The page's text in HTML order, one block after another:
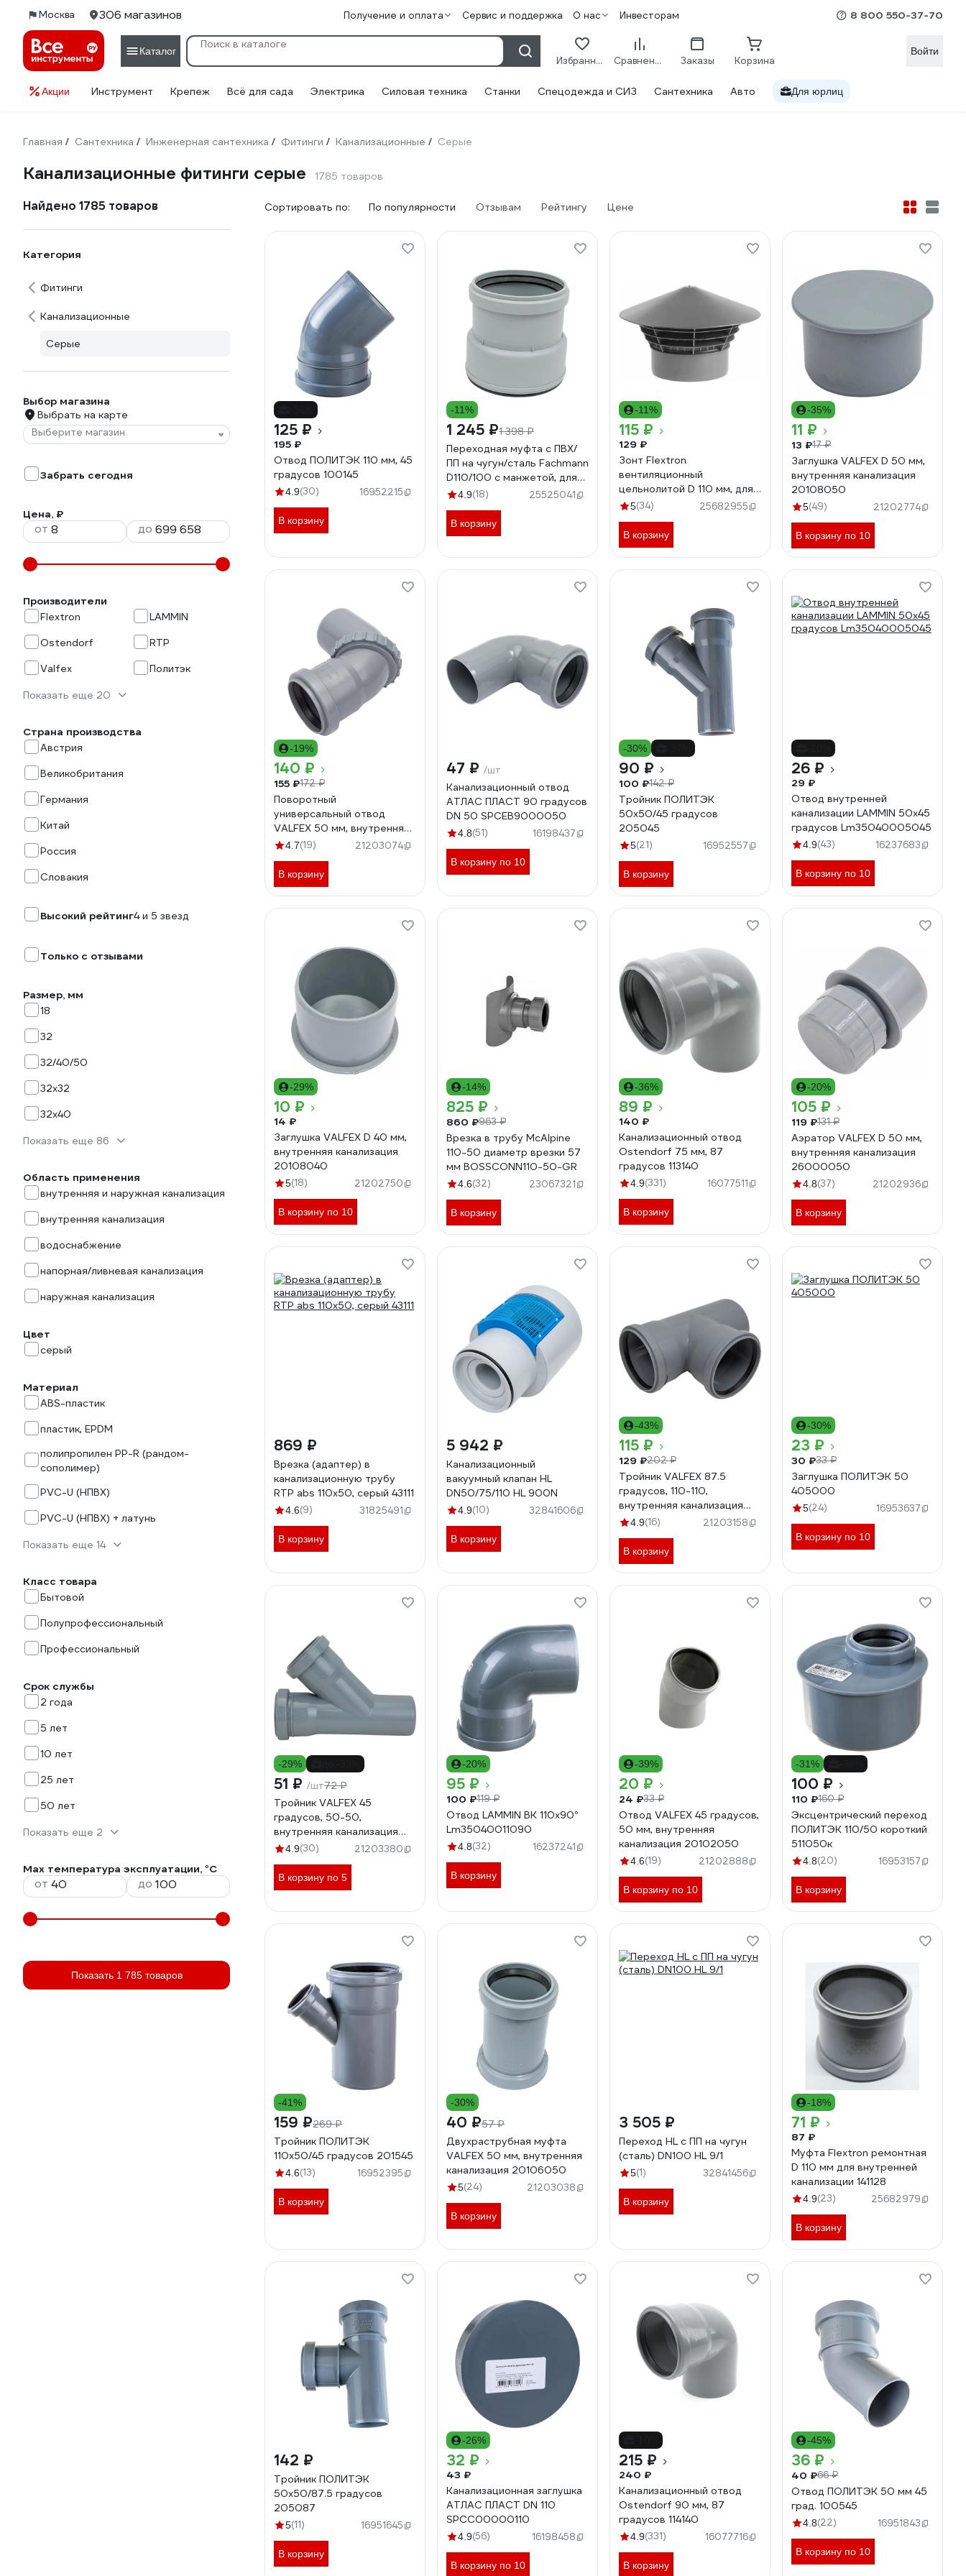
Москва 306 магазинов Получение и оплата Сервис и поддержка О нас Инвесторам 8 800 550-37-70
Каталог
Избранное Сравнение Заказы Корзина
Войти
Акции Инструмент Крепеж Всё для сада Электрика Силовая техника Станки Спецодежда и СИЗ Сантехника Авто Для юрлиц
Главная / Сантехника / Инженерная сантехника / Фитинги / Канализационные / Серые
Канализационные фитинги серые 1785 товаров
Найдено 1785 товаров
Категория
Фитинги
Канализационные
Серые
Выбор магазина
Выбрать на карте
Выберите магазин
Забрать сегодня
Цена, ₽
от до
Производители
Flextron
LAMMIN
Ostendorf
RTP
Valfex
Политэк
Показать еще 20
Страна производства
Австрия
Великобритания
Германия
Китай
Россия
Словакия
Высокий рейтинг4 и 5 звезд
Только с отзывами
Размер, мм
18
32
32/40/50
32х32
32х40
Показать еще 86
Область применения
внутренняя и наружная канализация
внутренняя канализация
водоснабжение
напорная/ливневая канализация
наружная канализация
Цвет
серый
Материал
ABS-пластик
пластик, EPDM
полипропилен PP-R (рандом-
сополимер)
PVC-U (НПВХ)
PVC-U (НПВХ) + латунь
Показать еще 14
Класс товара
Бытовой
Полупрофессиональный
Профессиональный
Срок службы
2 года
5 лет
10 лет
25 лет
50 лет
Показать еще 2
Max температура эксплуатации, °С
от до
Показать 1 785 товаров
Сортировать по: По популярности Отзывам Рейтингу Цене
125 ₽
195 ₽
Отвод ПОЛИТЭК 110 мм, 45
градусов 100145
4.9(30) 16952215
В корзину
-11%
1 245 ₽1 398 ₽
Переходная муфта с ПВХ/
ПП на чугун/сталь Fachmann
D110/100 с манжетой, для
внутренней канализации
4.9(18) 25525041
В корзину
-11%
115 ₽
129 ₽
Зонт Flextron
вентиляционный
цельнолитой D 110 мм, для
внутренней канализации
5(34) 25682955
В корзину
-35%
11 ₽
13 ₽17 ₽
Заглушка VALFEX D 50 мм,
внутренняя канализация
20108050
5(49) 21202774
В корзину по 10
-19%
140 ₽
155 ₽172 ₽
Поворотный
универсальный отвод
VALFEX 50 мм, внутренняя
канализация 23100050
4.7(19) 21203074
В корзину
47 ₽ /шт
Канализационный отвод
АТЛАС ПЛАСТ 90 градусов
DN 50 SPCEB9000050
4.8(51) 16198437
В корзину по 10
-30%
90 ₽
100 ₽142 ₽
Тройник ПОЛИТЭК
50х50/45 градусов
205045
5(21) 16952557
В корзину
26 ₽
29 ₽
Отвод внутренней
канализации LAMMIN 50х45
градусов Lm35040005045
4.9(43) 16237683
В корзину по 10
-29%
10 ₽
14 ₽
Заглушка VALFEX D 40 мм,
внутренняя канализация
20108040
5(18) 21202750
В корзину по 10
-14%
825 ₽
860 ₽963 ₽
Врезка в трубу McAlpine
110-50 диаметр врезки 57
мм BOSSCONN110-50-GR
4.6(32) 23067321
В корзину
-36%
89 ₽
140 ₽
Канализационный отвод
Ostendorf 75 мм, 87
градусов 113140
4.9(331) 16077511
В корзину
-20%
105 ₽
119 ₽131 ₽
Аэратор VALFEX D 50 мм,
внутренняя канализация
26000050
4.8(37) 21202936
В корзину
869 ₽
Врезка (адаптер) в
канализационную трубу
RTP abs 110x50, серый 43111
4.6(9) 31825491
В корзину
5 942 ₽
Канализационный
вакуумный клапан HL
DN50/75/110 HL 900N
4.9(10) 32841606
В корзину
-43%
115 ₽
129 ₽202 ₽
Тройник VALFEX 87.5
градусов, 110-110,
внутренняя канализация
24110110
4.9(16) 21203158
В корзину
-30%
23 ₽
30 ₽33 ₽
Заглушка ПОЛИТЭК 50
405000
5(24) 16953637
В корзину по 10
-29%
51 ₽ /шт72 ₽
Тройник VALFEX 45
градусов, 50-50,
внутренняя канализация
22050050
4.9(30) 21203380
В корзину по 5
-20%
95 ₽
100 ₽119 ₽
Отвод LAMMIN ВК 110х90°
Lm35040011090
4.8(32) 16237241
В корзину
-39%
20 ₽
24 ₽33 ₽
Отвод VALFEX 45 градусов,
50 мм, внутренняя
канализация 20102050
4.6(19) 21202888
В корзину по 10
-31%
100 ₽
110 ₽160 ₽
Эксцентрический переход
ПОЛИТЭК 110/50 короткий
511050к
4.8(20) 16953157
В корзину
-41%
159 ₽269 ₽
Тройник ПОЛИТЭК
110х50/45 градусов 201545
4.6(13) 16952395
В корзину
-30%
40 ₽57 ₽
Двухраструбная муфта
VALFEX 50 мм, внутренняя
канализация 20106050
5(24) 21203038
В корзину
3 505 ₽
Переход HL c ПП на чугун
(сталь) DN100 HL 9/1
5(1) 32841456
В корзину
-18%
71 ₽
87 ₽
Муфта Flextron ремонтная
D 110 мм для внутренней
канализации 141128
4.9(23) 25682979
В корзину
142 ₽
Тройник ПОЛИТЭК
50х50/87.5 градусов
205087
5(11) 16951645
В корзину
-26%
32 ₽
43 ₽
Канализационная заглушка
АТЛАС ПЛАСТ DN 110
SPCC00000110
4.9(56) 16198458
В корзину по 10
215 ₽
240 ₽
Канализационный отвод
Ostendorf 90 мм, 87
градусов 114140
4.9(331) 16077716
В корзину
-45%
36 ₽
40 ₽66 ₽
Отвод ПОЛИТЭК 50 мм 45
град. 100545
4.8(22) 16951843
В корзину по 10